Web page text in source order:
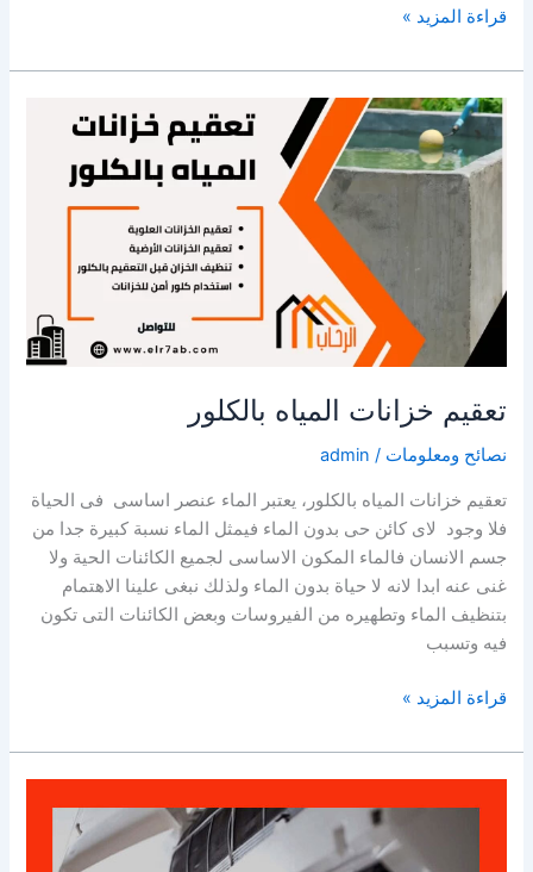
كيف
الفأر
في
المصيدة
قراءة المزيد »
تعقيم خزانات المياه بالكلور
نصائح ومعلومات /
admin
تعقيم خزانات المياه بالكلور، يعتبر الماء عنصر اساسى فى الحياة
فلا وجود لاى كائن حى بدون الماء فيمثل الماء نسبة كبيرة جدا من
جسم الانسان فالماء المكون الاساسى لجميع الكائنات الحية ولا
غنى عنه ابدا لانه لا حياة بدون الماء ولذلك نبغى علينا الاهتمام
بتنظيف الماء وتطهيره من الفيروسات وبعض الكائنات التى تكون
فيه وتسبب
تعقيم
المياه
بالكلور
قراءة المزيد »